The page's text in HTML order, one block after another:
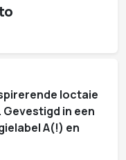
loctaie
in een
A(!) en